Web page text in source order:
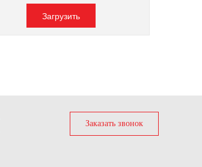
Загрузить
Заказать звонок